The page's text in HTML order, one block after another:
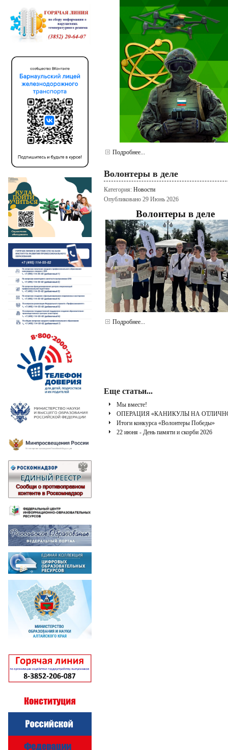
Подробнее...
Волонтеры в деле
Категория: Новости
Опубликовано 29 Июнь 2026
Волонтеры в деле
Подробнее...
Еще статьи...
Мы вместе!
ОПЕРАЦИЯ «КАНИКУЛЫ НА
Итоги конкурса «Волонтеры Победы»
22 июня - День памяти и скорби 2026